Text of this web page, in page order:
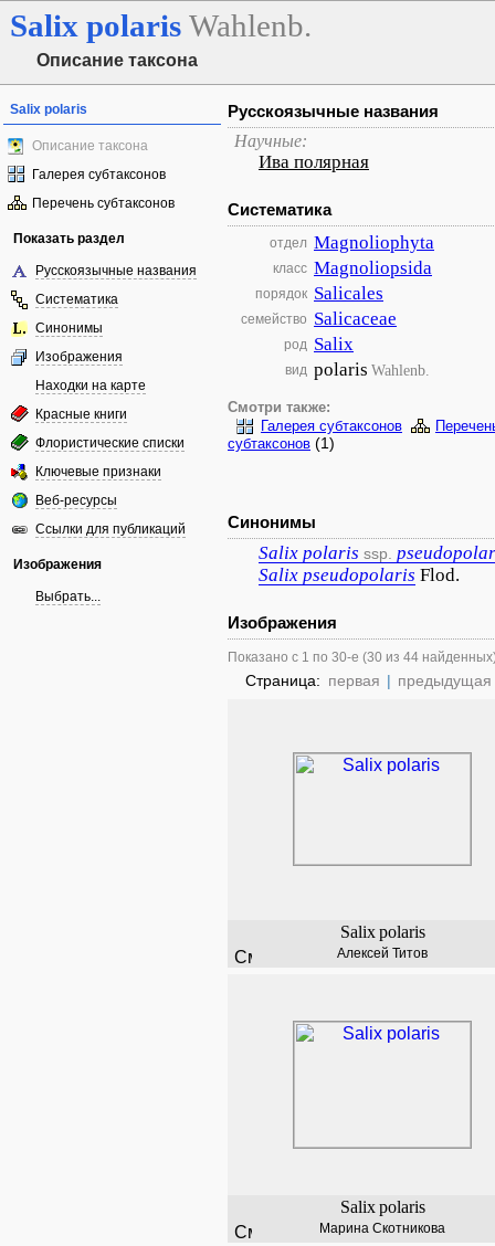
Salix polaris Wahlenb.
Описание таксона
Salix polaris
Описание таксона
Галерея субтаксонов
Перечень субтаксонов
Показать раздел
Русскоязычные названия
Систематика
Синонимы
Изображения
Находки на карте
Красные книги
Флористические списки
Ключевые признаки
Веб-ресурсы
Ссылки для публикаций
Изображения
Выбрать...
Русскоязычные названия
Научные:
Ива полярная
Систематика
отдел Magnoliophyta
класс Magnoliopsida
порядок Salicales
семейство Salicaceae
род Salix
вид polaris Wahlenb.
Смотри также:
Галерея субтаксонов
субтаксонов (1)
Синонимы
Salix polaris ssp.
Salix pseudopolaris Flod.
Изображения
Показано с 1 по 30-е (30 из 44
Страница: первая | предыдущая
Salix polaris
Алексей Титов
Salix polaris
Марина Скотникова